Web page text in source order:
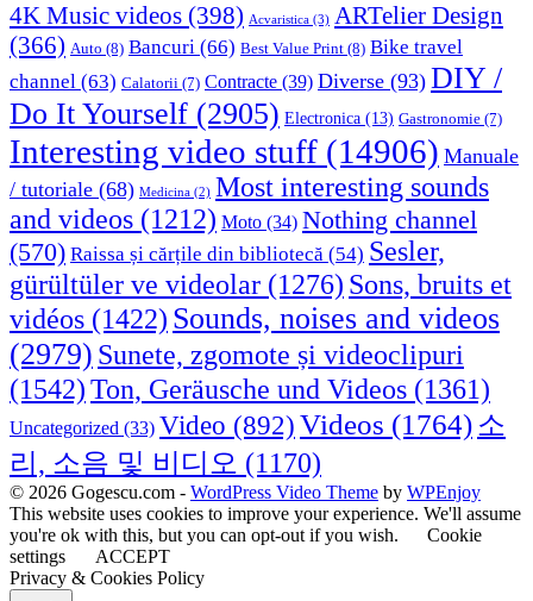
4K Music videos (398) Acvaristica (3) ARTelier Design
(366) Auto (8) Bancuri (66) Best Value Print (8) Bike travel
channel (63) Calatorii (7) Contracte (39) Diverse (93) DIY /
Do It Yourself (2905) Electronica (13) Gastronomie (7)
Interesting video stuff (14906) Manuale
/ tutoriale (68) Medicina (2) Most interesting sounds
and videos (1212) Moto (34) Nothing channel
(570) Raissa și cărțile din bibliotecă (54) Sesler,
gürültüler ve videolar (1276) Sons, bruits et
vidéos (1422) Sounds, noises and videos
(2979) Sunete, zgomote și videoclipuri
(1542)Ton, Geräusche und Videos (1361)
Uncategorized (33) Video (892)Videos (1764) 소
리, 소음 및 비디오 (1170)
© 2026 Gogescu.com - WordPress Video Theme by WPEnjoy
This website uses cookies to improve your experience. We'll assume
you're ok with this, but you can opt-out if you wish.
Cookie
settings
ACCEPT
Privacy & Cookies Policy